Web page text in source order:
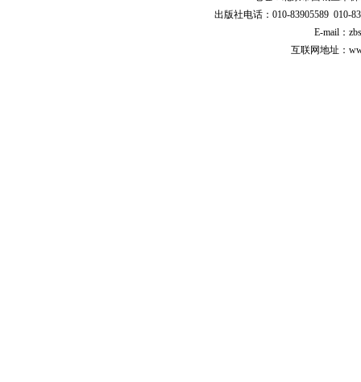
出版社电话：010-83905589 010-
E-mail：
互联网地址：